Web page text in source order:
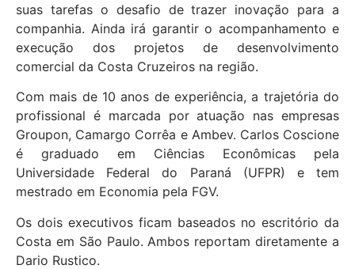
suas tarefas o desafio de trazer inovação para a
companhia. Ainda irá garantir o acompanhamento e
execução dos projetos de desenvolvimento
comercial da Costa Cruzeiros na região.
Com mais de 10 anos de experiência, a trajetória do
profissional é marcada por atuação nas empresas
Groupon, Camargo Corrêa e Ambev. Carlos Coscione
é graduado em Ciências Econômicas pela
Universidade Federal do Paraná (UFPR) e tem
mestrado em Economia pela FGV.
Os dois executivos ficam baseados no escritório da
Costa em São Paulo. Ambos reportam diretamente a
Dario Rustico.